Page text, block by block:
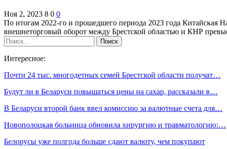
Ноя 2, 2023 8 0 0
По итогам 2022-го и прошедшего периода 2023 года Китайская
внешнеторговый оборот между Брестской областью и КНР
Интересное:
Почти 24 тыс. многодетных семей Брестской области получат…
Будут ли в Беларуси повышаться цены на сахар, рассказали в…
В Беларуси второй банк ввел комиссию за валютные счета для…
Новополоцкая больница обновила хирургию и травматологию:…
Белорусы уже полгода больше сдают валюту, чем покупают